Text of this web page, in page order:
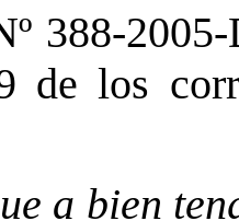
388-
de los
a bien